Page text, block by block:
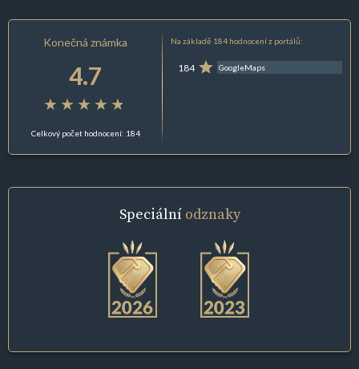
Konečná známka
4.7
Celkový počet hodnocení: 184
Na základě 184 hodnocení z portálů:
184 GoogleMaps
Speciální odznaky